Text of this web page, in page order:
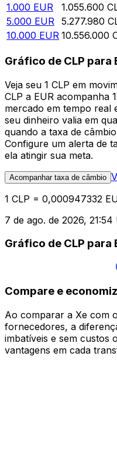
1.000 EUR 1.055.600
5.000 EUR 5.277.980
10.000 EUR 10.556.000
Gráfico de CLP para
Veja seu 1 CLP em
CLP a EUR acompanha
mercado em tempo real
seu dinheiro valia em
quando a taxa de
Configure um alerta de
ela atingir sua meta.
Acompanhar taxa de câmbio
1 CLP = 0,000947332
7 de ago. de 2026, 21:54
Gráfico de CLP para
Compare e
Ao comparar a Xe com
fornecedores, a
imbatíveis e sem custos
vantagens em cada